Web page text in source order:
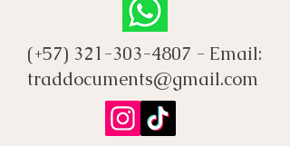
(+57) 321-303-4807 - Email:
traddocuments@gmail.com